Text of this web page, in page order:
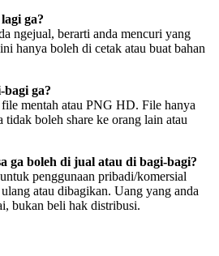
ga?
ngejual, berarti anda mencuri yang
hanya boleh di cetak atau buat bahan
bagi ga?
mentah atau PNG HD. File hanya
boleh share ke orang lain atau
ga boleh di jual atau di bagi-bagi?
penggunaan pribadi/komersial
atau dibagikan. Uang yang anda
bukan beli hak distribusi.